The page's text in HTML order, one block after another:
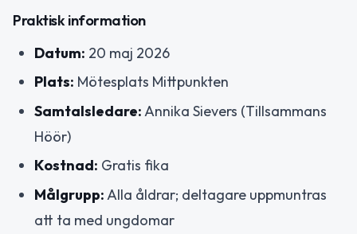
Praktisk information
Datum: 20 maj 2026
Plats: Mötesplats Mittpunkten
Samtalsledare:Annika Sievers (Tillsammans
Höör)
Kostnad: Gratis fika
Målgrupp:Alla åldrar; deltagare uppmuntras
att ta med ungdomar